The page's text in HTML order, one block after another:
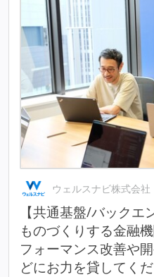
ウェルスナビ株式会社
【共通基盤/バックエ
ものづくりする金融
フォーマンス改善や
どにお力を貸してくだ